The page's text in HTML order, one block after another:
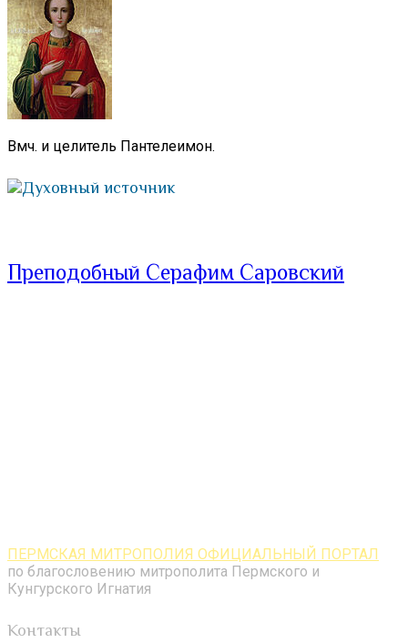
Вмч. и целитель Пантелеимон.
Духовный источник
Преподобный Серафим Саровский
ПЕРМСКАЯ МИТРОПОЛИЯ ОФИЦИАЛЬНЫЙ ПОРТАЛ
по благословению митрополита Пермского и
Кунгурского Игнатия
Контакты